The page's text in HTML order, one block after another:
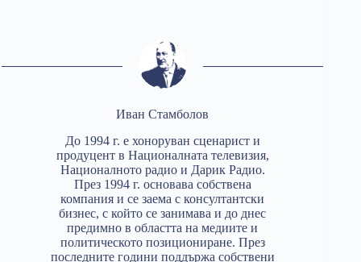
Иван Стамболов
До 1994 г. е хоноруван сценарист и
продуцент в Националната телевизия,
Националното радио и Дарик Радио.
През 1994 г. основава собствена
компания и се заема с консултантски
бизнес, с който се занимава и до днес
предимно в областта на медиите и
политическото позициониране. През
последните години поддържа собствени